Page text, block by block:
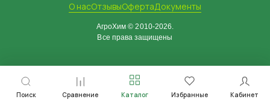
Поиск Сравнение Каталог Избранные Кабинет
О насОтзывыОфертаДокументы
АгроХим © 2010-2026.
Все права защищены